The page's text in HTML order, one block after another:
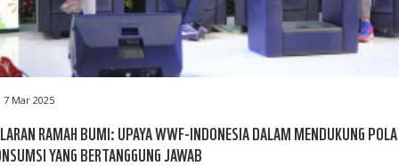
7 Mar 2025
RAMAH BUMI: UPAYA WWF-INDONESIA DALAM MENDUKUNG POLA
YANG BERTANGGUNG JAWAB